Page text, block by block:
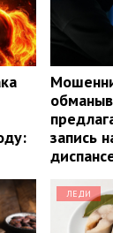
запись
ЛЕДИ